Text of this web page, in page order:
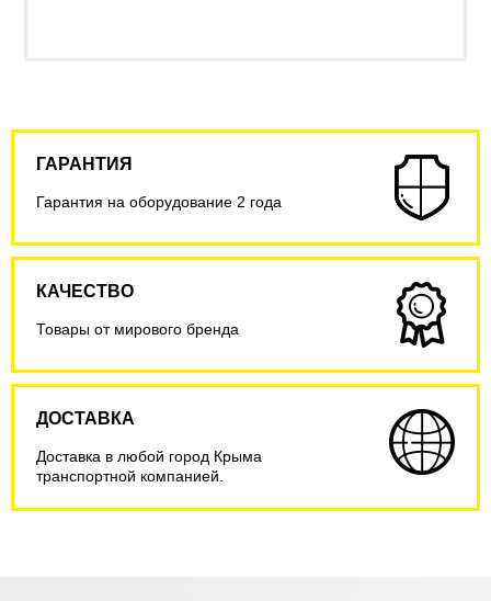
ГАРАНТИЯ
Гарантия на оборудование 2 года
КАЧЕСТВО
Товары от мирового бренда
ДОСТАВКА
Доставка в любой город Крыма
транспортной компанией.